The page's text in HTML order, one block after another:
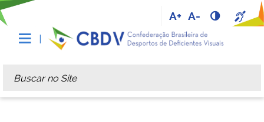
A+ A-
Busca
Busca Avançada…